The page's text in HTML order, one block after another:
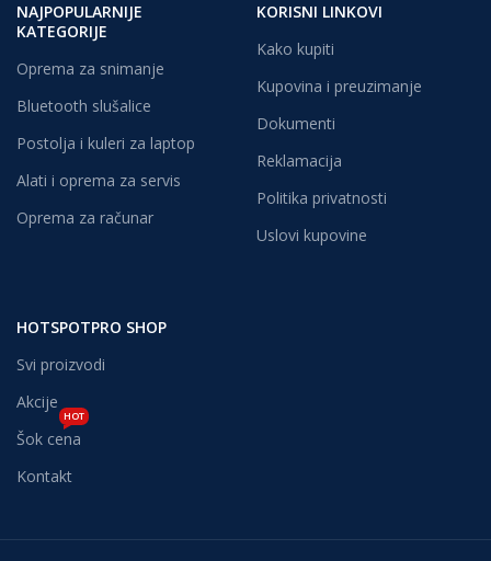
NAJPOPULARNIJE
KATEGORIJE
Oprema za snimanje
Bluetooth slušalice
Postolja i kuleri za laptop
Alati i oprema za servis
Oprema za računar
KORISNI LINKOVI
Kako kupiti
Kupovina i preuzimanje
Dokumenti
Reklamacija
Politika privatnosti
Uslovi kupovine
HOTSPOTPRO SHOP
Svi proizvodi
Akcije
Šok cena
HOT
Kontakt